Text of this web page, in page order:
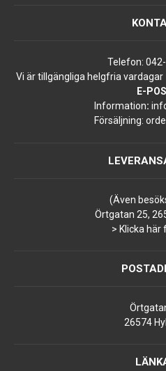
Telefon:
Vi är tillgängliga helgfria
E-
Information:
Försäljning:
(Även
Örtgatan 25,
> Klicka här
26574